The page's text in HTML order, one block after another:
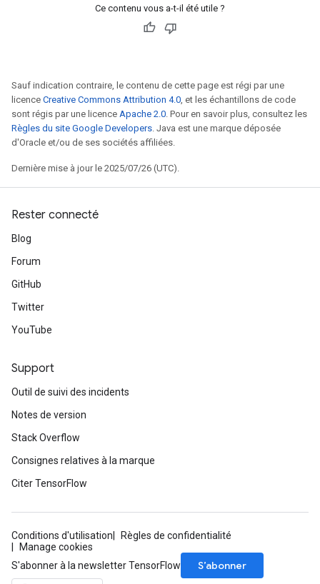
Ce contenu vous a-t-il été utile ?
Sauf indication contraire, le contenu de cette page est régi par une
licence Creative Commons Attribution 4.0, et les échantillons de code
sont régis par une licence Apache 2.0. Pour en savoir plus, consultez les
Règles du site Google Developers. Java est une marque déposée
d'Oracle et/ou de ses sociétés affiliées.
Dernière mise à jour le 2025/07/26 (UTC).
Rester connecté
Blog
Forum
GitHub
Twitter
YouTube
Support
Outil de suivi des incidents
Notes de version
Stack Overflow
Consignes relatives à la marque
Citer TensorFlow
Conditions d'utilisation
Règles de confidentialité
Manage cookies
S'abonner à la newsletter TensorFlow
S’abonner